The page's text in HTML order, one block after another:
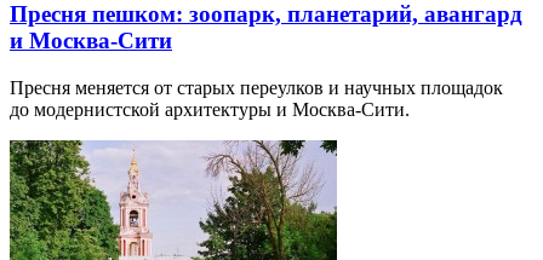
Пресня пешком: зоопарк, планетарий, авангард
и Москва-Сити
Пресня меняется от старых переулков и научных площадок
до модернистской архитектуры и Москва-Сити.